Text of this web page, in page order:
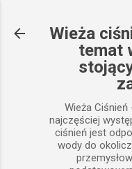
Wieża
temat
Wieża
najczęściej
ciśnień jest
wody do